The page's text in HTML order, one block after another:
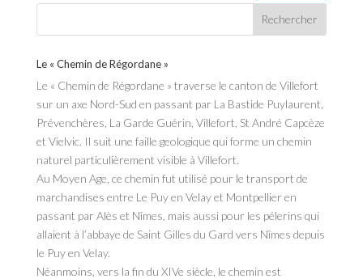
Le « Chemin de Régordane »
Le « Chemin de Régordane » traverse le canton de Villefort
sur un axe Nord-Sud en passant par La Bastide Puylaurent,
Prévenchères, La Garde Guérin, Villefort, St André Capcèze
et Vielvic. Il suit une faille geologique qui forme un chemin
naturel particulièrement visible à Villefort.
Au Moyen Age, ce chemin fut utilisé pour le transport de
marchandises entre Le Puy en Velay et Montpellier en
passant par Alès et Nîmes, mais aussi pour les pélerins qui
allaient à l’abbaye de Saint Gilles du Gard vers Nîmes depuis
le Puy en Velay.
Néanmoins, vers la fin du XIVe siècle, le chemin est